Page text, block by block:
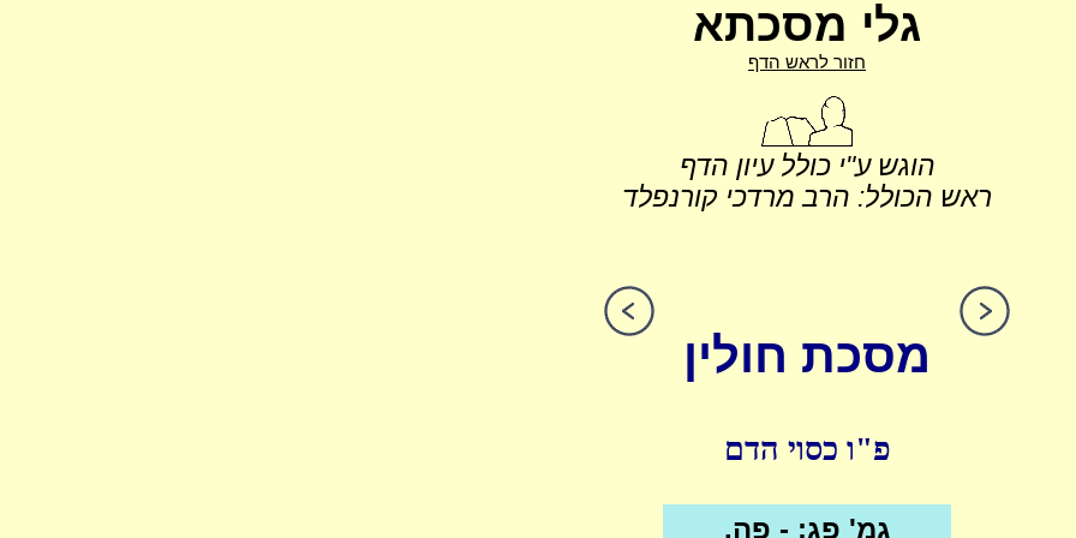
גלי מסכתא
חזור לראש הדף
הוגש ע"י כולל עיון הדף
ראש הכולל: הרב מרדכי קורנפלד
מסכת חולין
פ"ו כסוי הדם
גמ' פג: - פה.